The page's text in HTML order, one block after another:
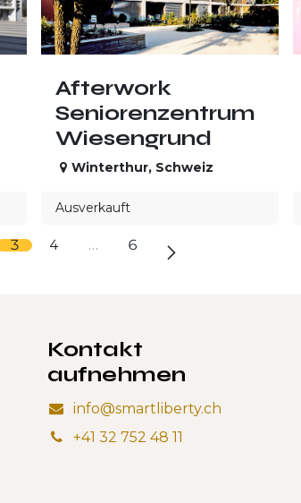
Afterwork
Seniorenzentrum
Wiesengrund
Winterthur, Schweiz
Ausverkauft
3 4 … 6
Kontakt
aufnehmen
info@smartliberty.ch
+41 32 752 48 11